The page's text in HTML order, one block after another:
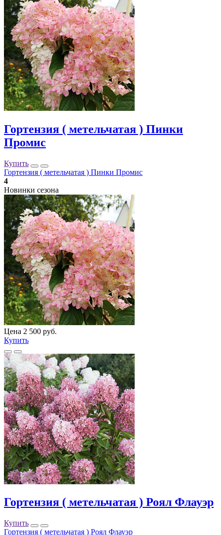
Гортензия ( метельчатая ) Пинки
Промис
Купить
Гортензия ( метельчатая ) Пинки Промис
4
Новинки сезона
Цена 2 500 руб.
Купить
Гортензия ( метельчатая ) Роял Флауэр
Купить
Гортензия ( метельчатая ) Роял Флауэр